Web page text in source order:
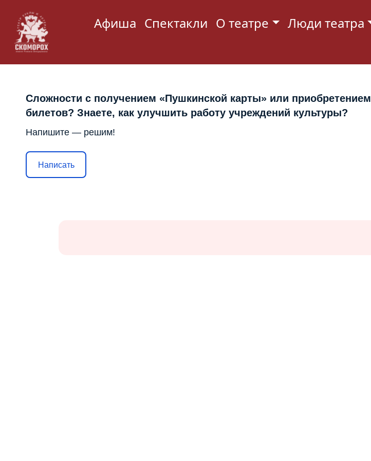
Афиша Спектакли О театре Люди театра
Сложности с получением «Пушкинской карты» или приобретением
билетов? Знаете, как улучшить работу учреждений культуры?
Напишите — решим!
Написать